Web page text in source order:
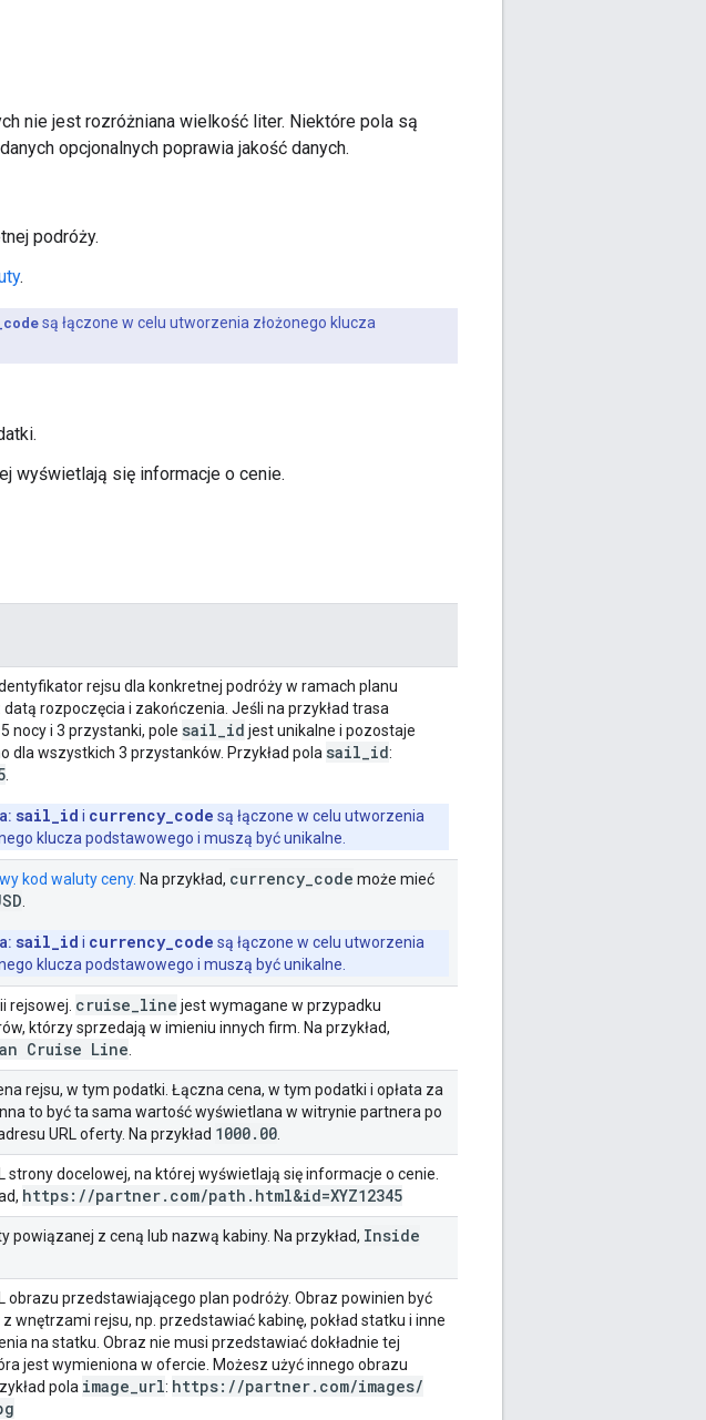
nie jest rozróżniana wielkość liter. Niektóre pola są
opcjonalnych poprawia jakość danych.
podróży.
.
są łączone w celu utworzenia złożonego klucza
wyświetlają się informacje o cenie.
rejsu dla konkretnej podróży w ramach planu
rozpoczęcia i zakończenia. Jeśli na przykład trasa
nocy i 3 przystanki, pole sail id jest unikalne i pozostaje
dla wszystkich 3 przystanków. Przykład pola sail id:
sail_id i currency_code są łączone w celu utworzenia
klucza podstawowego i muszą być unikalne.
kod waluty ceny. Na przykład, currency code może mieć
sail_id i currency_code są łączone w celu utworzenia
klucza podstawowego i muszą być unikalne.
rejsowej. cruise line jest wymagane w przypadku
którzy sprzedają w imieniu innych firm. Na przykład,
Cruise Line
rejsu, w tym podatki. Łączna cena, w tym podatki i opłata za
to być ta sama wartość wyświetlana w witrynie partnera po
URL oferty. Na przykład 1000. 00
strony docelowej, na której wyświetlają się informacje o cenie.
https: //partner. com/path . html&id=XYZ12345
powiązanej z ceną lub nazwą kabiny. Na przykład, Inside
obrazu przedstawiającego plan podróży. Obraz powinien być
wnętrzami rejsu, np. przedstawiać kabinę, pokład statku i inne
na statku. Obraz nie musi przedstawiać dokładnie tej
jest wymieniona w ofercie. Możesz użyć innego obrazu
pola image url: https: //partner. com/images/